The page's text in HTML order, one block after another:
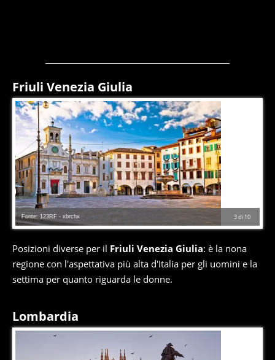
Friuli Venezia Giulia
3di 10
Fonte: 123RF - xbrchx
Posizioni diverse per il Friuli Venezia Giulia: è la nona
regione con l'aspettativa più alta d'Italia per gli uomini e la
settima per quanto riguarda le donne.
Lombardia